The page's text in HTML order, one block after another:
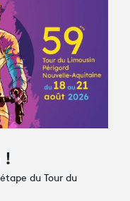
!
du Tour du